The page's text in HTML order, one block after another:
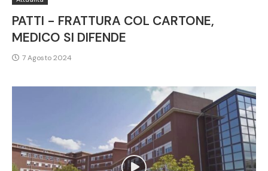
PATTI - FRATTURA COL CARTONE,
MEDICO SI DIFENDE
7 Agosto 2024